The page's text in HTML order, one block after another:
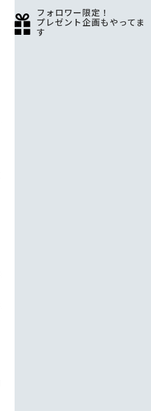
フォロワー限定！
プレゼント企画もやってま
す